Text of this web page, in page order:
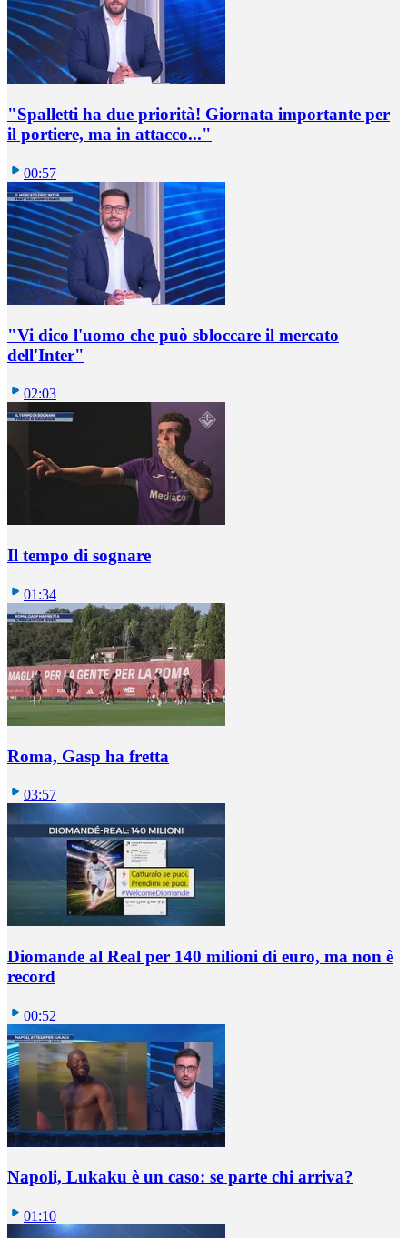
"Spalletti ha due priorità! Giornata importante per
il portiere, ma in attacco..."
00:57
"Vi dico l'uomo che può sbloccare il mercato
dell'Inter"
02:03
Il tempo di sognare
01:34
Roma, Gasp ha fretta
03:57
Diomande al Real per 140 milioni di euro, ma non è
record
00:52
Napoli, Lukaku è un caso: se parte chi arriva?
01:10